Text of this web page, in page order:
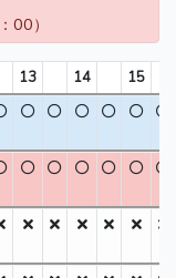
00）
13 14
15